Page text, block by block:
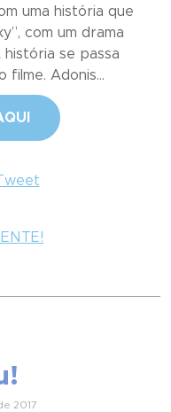
uma história que
com um drama
se passa
filme. Adonis...
Tweet
2017